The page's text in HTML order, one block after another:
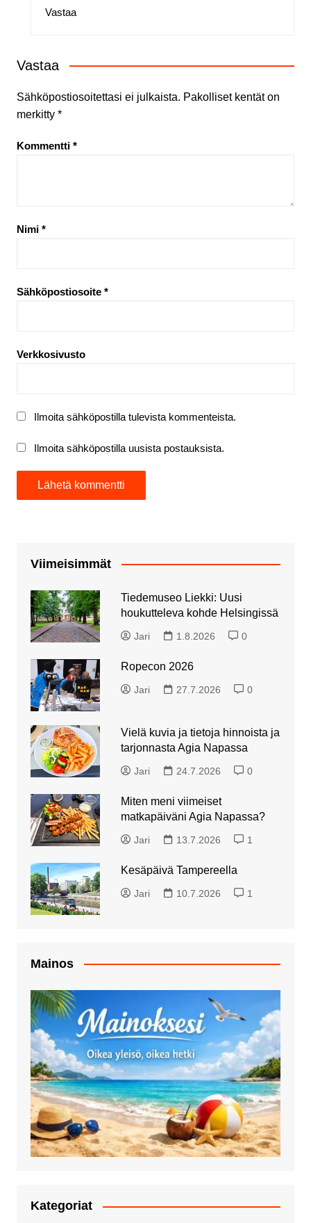
Vastaa
Vastaa
Sähköpostiosoitettasi ei julkaista. Pakolliset kentät on
merkitty *
Kommentti *
Nimi *
Sähköpostiosoite *
Verkkosivusto
Ilmoita sähköpostilla tulevista kommenteista.
Ilmoita sähköpostilla uusista postauksista.
Viimeisimmät
Tiedemuseo Liekki: Uusi
houkutteleva kohde Helsingissä
Jari 1.8.2026 0
Ropecon 2026
Jari 27.7.2026 0
Vielä kuvia ja tietoja hinnoista ja
tarjonnasta Agia Napassa
Jari 24.7.2026 0
Miten meni viimeiset
matkapäiväni Agia Napassa?
Jari 13.7.2026 1
Kesäpäivä Tampereella
Jari 10.7.2026 1
Mainos
Kategoriat